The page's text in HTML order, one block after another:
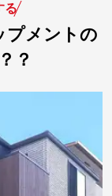
る
プメントの
？